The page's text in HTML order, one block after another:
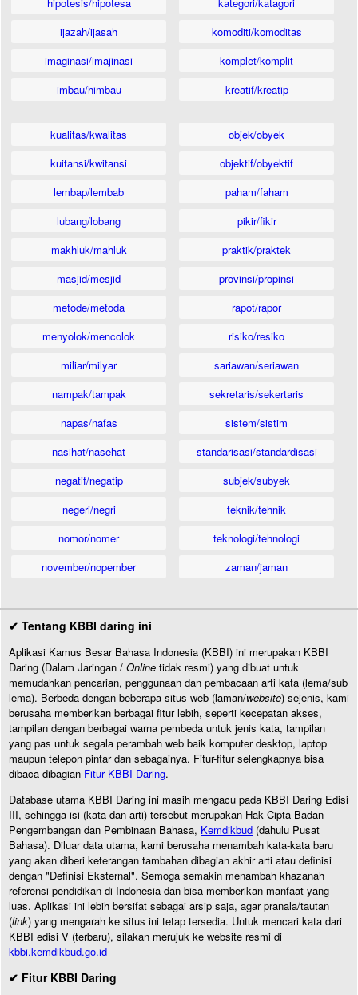
ijazah/ijasah
imaginasi/imajinasi
imbau/himbau
komoditi/komoditas
komplet/komplit
kreatif/kreatip
kualitas/kwalitas
kuitansi/kwitansi
lembap/lembab
lubang/lobang
makhluk/mahluk
masjid/mesjid
metode/metoda
menyolok/mencolok
miliar/milyar
nampak/tampak
napas/nafas
nasihat/nasehat
negatif/negatip
negeri/negri
nomor/nomer
november/nopember
objek/obyek
objektif/obyektif
paham/faham
pikir/fikir
praktik/praktek
provinsi/propinsi
rapot/rapor
risiko/resiko
sariawan/seriawan
sekretaris/sekertaris
sistem/sistim
standarisasi/standardisasi
subjek/subyek
teknik/tehnik
teknologi/tehnologi
zaman/jaman
✔ Tentang KBBI daring ini
Aplikasi Kamus Besar Bahasa Indonesia (KBBI) ini merupakan KBBI
Daring (Dalam Jaringan / Online tidak resmi) yang dibuat untuk
memudahkan pencarian, penggunaan dan pembacaan arti kata (lema/sub
lema). Berbeda dengan beberapa situs web (laman/website) sejenis, kami
berusaha memberikan berbagai fitur lebih, seperti kecepatan akses,
tampilan dengan berbagai warna pembeda untuk jenis kata, tampilan
yang pas untuk segala perambah web baik komputer desktop, laptop
maupun telepon pintar dan sebagainya. Fitur-fitur selengkapnya bisa
dibaca dibagian Fitur KBBI Daring.
Database utama KBBI Daring ini masih mengacu pada KBBI Daring Edisi
III, sehingga isi (kata dan arti) tersebut merupakan Hak Cipta Badan
Pengembangan dan Pembinaan Bahasa, Kemdikbud (dahulu Pusat
Bahasa). Diluar data utama, kami berusaha menambah kata-kata baru
yang akan diberi keterangan tambahan dibagian akhir arti atau definisi
dengan "Definisi Eksternal". Semoga semakin menambah khazanah
referensi pendidikan di Indonesia dan bisa memberikan manfaat yang
luas. Aplikasi ini lebih bersifat sebagai arsip saja, agar pranala/tautan
(link) yang mengarah ke situs ini tetap tersedia. Untuk mencari kata dari
KBBI edisi V (terbaru), silakan merujuk ke website resmi di
kbbi.kemdikbud.go.id
✔ Fitur KBBI Daring